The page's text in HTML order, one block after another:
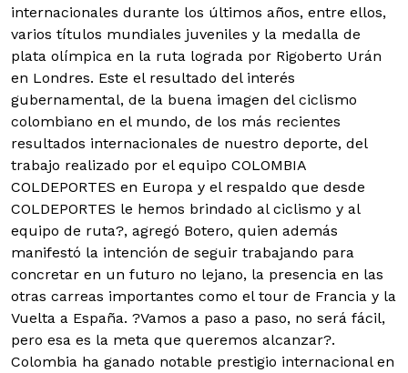
internacionales durante los últimos años, entre ellos,
varios títulos mundiales juveniles y la medalla de
plata olímpica en la ruta lograda por Rigoberto Urán
en Londres. Este el resultado del interés
gubernamental, de la buena imagen del ciclismo
colombiano en el mundo, de los más recientes
resultados internacionales de nuestro deporte, del
trabajo realizado por el equipo COLOMBIA
COLDEPORTES en Europa y el respaldo que desde
COLDEPORTES le hemos brindado al ciclismo y al
equipo de ruta?, agregó Botero, quien además
manifestó la intención de seguir trabajando para
concretar en un futuro no lejano, la presencia en las
otras carreas importantes como el tour de Francia y la
Vuelta a España. ?Vamos a paso a paso, no será fácil,
pero esa es la meta que queremos alcanzar?.
Colombia ha ganado notable prestigio internacional en